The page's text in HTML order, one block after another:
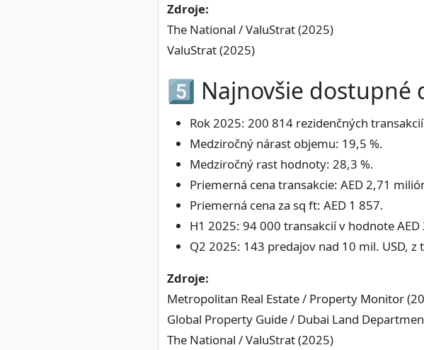
Zdroje:
The National / ValuStrat (2025)
ValuStrat (2025)
5️⃣ Najnovšie dostupné
Rok 2025: 200 814 rezidenčných
Medziročný nárast objemu: 19,5 %.
Medziročný rast hodnoty: 28,3 %.
Priemerná cena transakcie: AED 2,71
Priemerná cena za sq ft: AED 1 857.
H1 2025: 94 000 transakcií v hodnote
Q2 2025: 143 predajov nad 10 mil. USD, z
Zdroje:
Metropolitan Real Estate / Property Monitor
Global Property Guide / Dubai Land
The National / ValuStrat (2025)